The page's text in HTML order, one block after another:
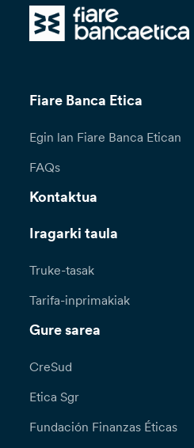
Fiare Banca Etica
Egin lan Fiare Banca Etican
FAQs
Kontaktua
Iragarki taula
Truke-tasak
Tarifa-inprimakiak
Gure sarea
CreSud
Etica Sgr
Fundación Finanzas Éticas